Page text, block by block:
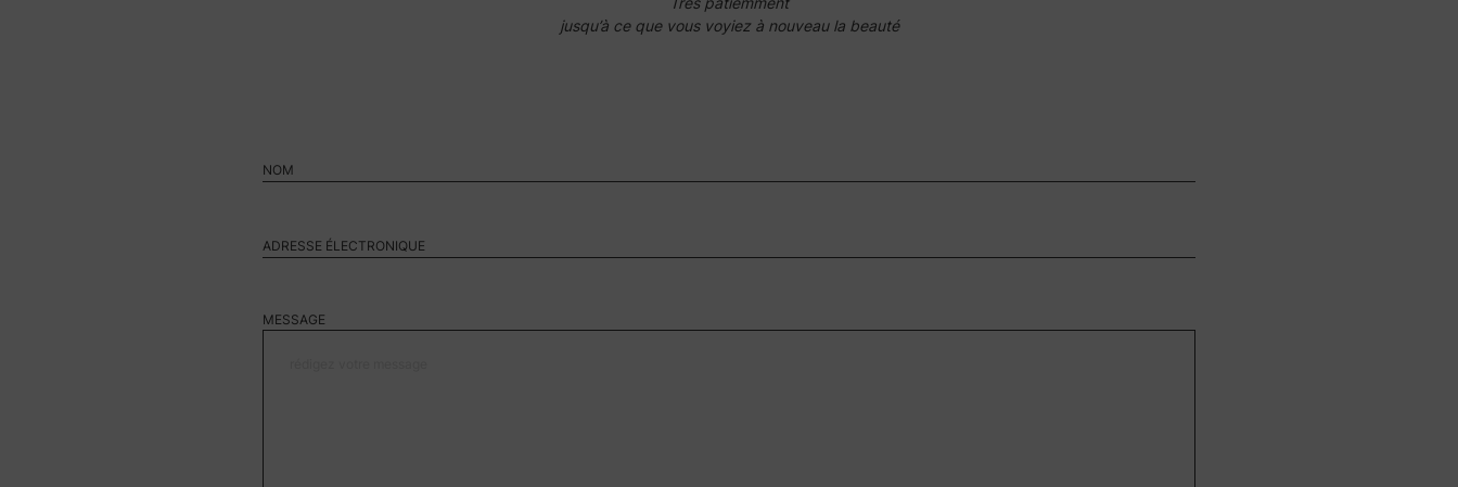
jusqu’à ce que vous voyiez à nouveau la beauté
MESSAGE